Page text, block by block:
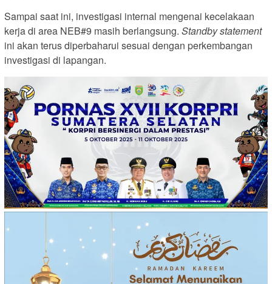
Sampai saat ini, investigasi internal mengenai kecelakaan
kerja di area NEB#9 masih berlangsung. Standby statement
ini akan terus diperbaharui sesuai dengan perkembangan
investigasi di lapangan.